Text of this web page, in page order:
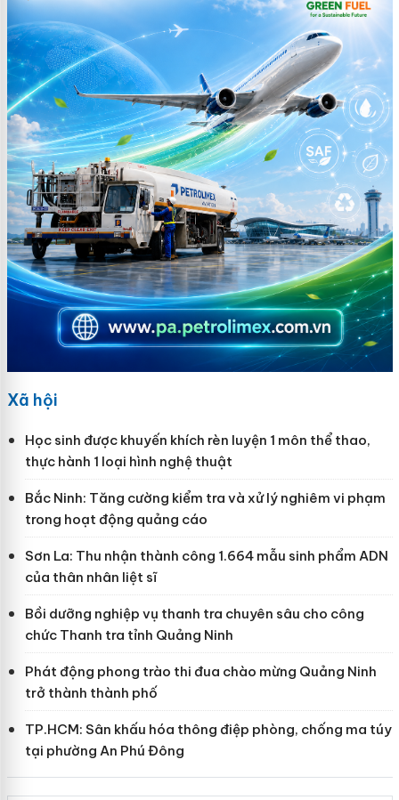
Xã hội
Học sinh được khuyến khích rèn luyện 1 môn thể thao,
thực hành 1 loại hình nghệ thuật
Bắc Ninh: Tăng cường kiểm tra và xử lý nghiêm vi phạm
trong hoạt động quảng cáo
Sơn La: Thu nhận thành công 1.664 mẫu sinh phẩm ADN
của thân nhân liệt sĩ
Bồi dưỡng nghiệp vụ thanh tra chuyên sâu cho công
chức Thanh tra tỉnh Quảng Ninh
Phát động phong trào thi đua chào mừng Quảng Ninh
trở thành thành phố
TP.HCM: Sân khấu hóa thông điệp phòng, chống ma túy
tại phường An Phú Đông